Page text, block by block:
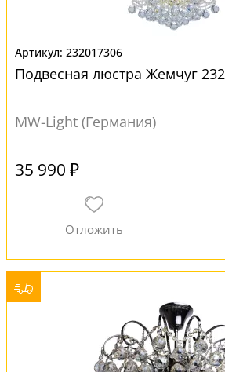
232017306
Подвесная люстра Жемчуг
MW-Light (Германия)
35 990 ₽